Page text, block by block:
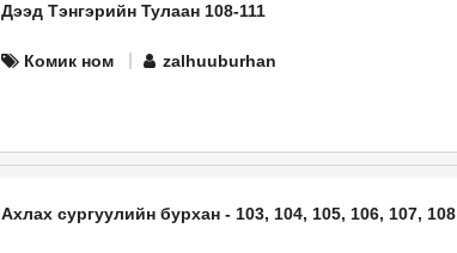
Дээд Тэнгэрийн Тулаан 108-111
Комик ном zalhuuburhan
Ахлах сургуулийн бурхан - 103, 104, 105, 106, 107, 108